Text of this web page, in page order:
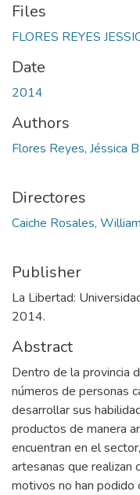
Files
FLORES REYES
Date
2014
Authors
Flores Reyes, Jéssica
Directores
Caiche Rosales, William
Publisher
La Libertad:
2014.
Abstract
Dentro de la provincia
números de personas
desarrollar sus
productos de manera
encuentran en el
artesanas que realizan
motivos no han podido